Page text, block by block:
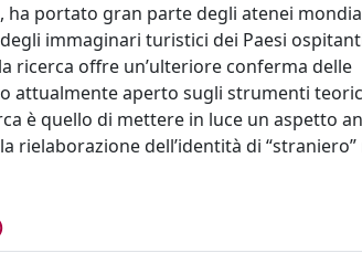
portato gran parte degli atenei
immaginari turistici dei Paesi
ricerca offre un’ulteriore conferma delle
attualmente aperto sugli strumenti
è quello di mettere in luce un aspetto
rielaborazione dell’identità di “straniero”